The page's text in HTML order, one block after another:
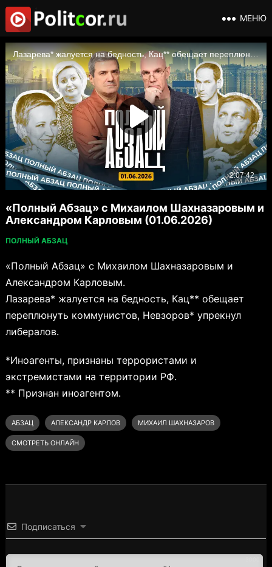
МЕНЮ
«Полный Абзац» с Михаилом Шахназаровым и
Александром Карловым (01.06.2026)
ПОЛНЫЙ АБЗАЦ
«Полный Абзац» с Михаилом Шахназаровым и
Александром Карловым.
Лазарева* жалуется на бедность, Кац** обещает
переплюнуть коммунистов, Невзоров* упрекнул
либералов.
*Иноагенты, признаны террористами и
экстремистами на территории РФ.
** Признан иноагентом.
АБЗАЦ АЛЕКСАНДР КАРЛОВ МИХАИЛ ШАХНАЗАРОВ
СМОТРЕТЬ ОНЛАЙН
Подписаться